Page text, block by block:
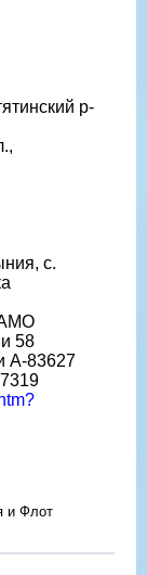
р-
с.
58
А-83627
и Флот